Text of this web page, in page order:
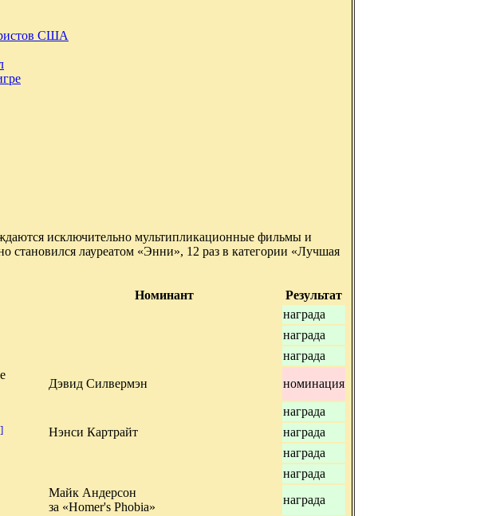
США
исключительно мультипликационные фильмы и
становился лауреатом «Энни», 12 раз в категории «Лучшая
Номинант
Результат
награда
награда
награда
Дэвид Силвермэн номинация
награда
Нэнси Картрайт
награда
награда
награда
Майк Андерсон
за «Homer's Phobia»
награда